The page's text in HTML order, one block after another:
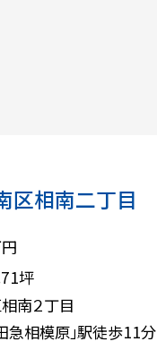
区相南二丁目
坪
南２丁目
急相模原」駅徒歩11分